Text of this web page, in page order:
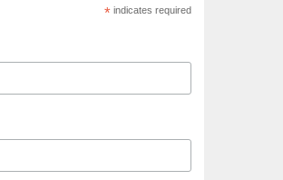
* indicates required